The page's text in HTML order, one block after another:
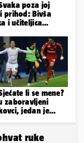
poza joj
prihod: Bivša
i učiteljica
li se mene?
zaboravljeni
jedan je
ruke